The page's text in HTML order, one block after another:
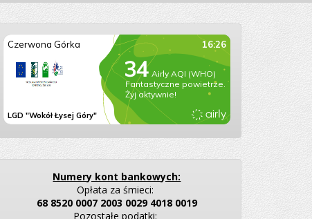
Numery kont bankowych:
Opłata za śmieci:
68 8520 0007 2003 0029 4018 0019
Pozostałe podatki: